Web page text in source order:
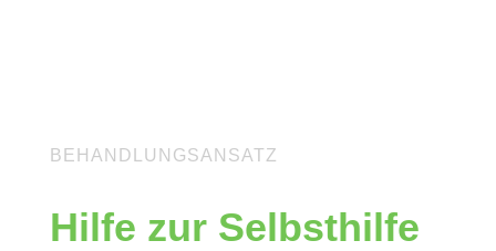
BEHANDLUNGSANSATZ
Hilfe zur Selbsthilfe